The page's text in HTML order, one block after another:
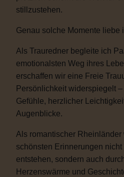
stillzustehen.
Genau solche Momente liebe
Als Trauredner begleite ich
emotionalsten Weg ihres
erschaffen wir eine Freie
Persönlichkeit widerspiegelt
Gefühle, herzlicher
Augenblicke.
Als romantischer
schönsten Erinnerungen
entstehen, sondern auch
Herzenswärme und